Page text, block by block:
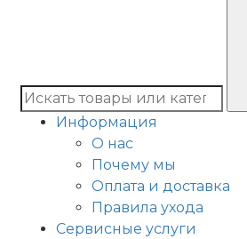
Информация
О нас
Почему мы
Оплата и доставка
Правила ухода
Сервисные услуги